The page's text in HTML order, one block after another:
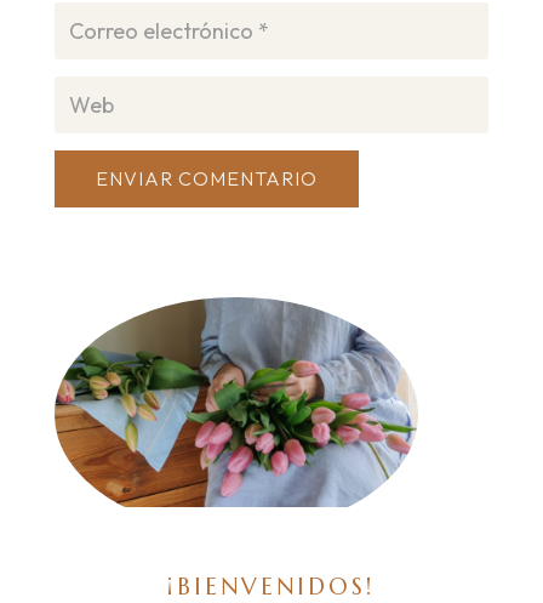
ENVIAR COMENTARIO
¡BIENVENIDOS!